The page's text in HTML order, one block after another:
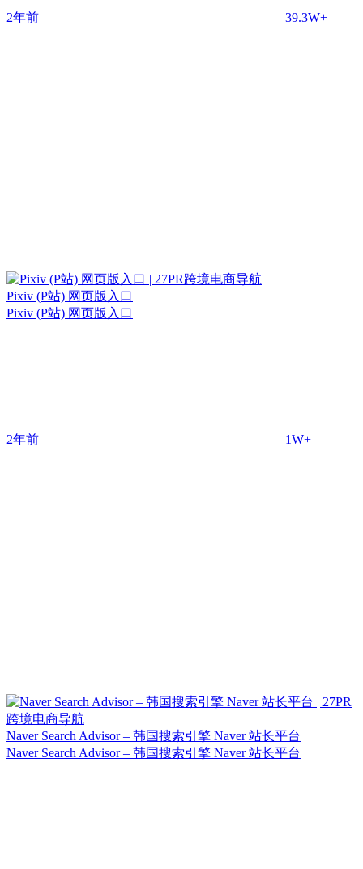
2年前 39.3W+
Pixiv (P站) 网页版入口
Pixiv (P站) 网页版入口
2年前 1W+
Naver Search Advisor – 韩国搜索引擎 Naver 站长平台
Naver Search Advisor – 韩国搜索引擎 Naver 站长平台